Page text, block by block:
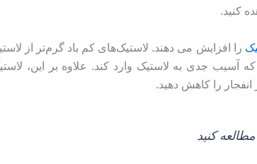
کنید.
را افزایش می دهند. لاستیک‌های کم باد گرم‌تر از
که آسیب جدی به لاستیک وارد کند. علاوه بر این،
را کاهش دهید.
مطالعه کنید